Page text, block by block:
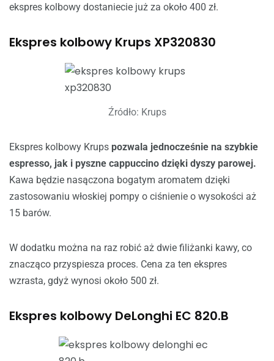
ekspres kolbowy dostaniecie już za około 400 zł.
Ekspres kolbowy Krups XP320830
Źródło: Krups
Ekspres kolbowy Krups pozwala jednocześnie na szybkie
espresso, jak i pyszne cappuccino dzięki dyszy parowej.
Kawa będzie nasączona bogatym aromatem dzięki
zastosowaniu włoskiej pompy o ciśnienie o wysokości aż
15 barów.
W dodatku można na raz robić aż dwie filiżanki kawy, co
znacząco przyspiesza proces. Cena za ten ekspres
wzrasta, gdyż wynosi około 500 zł.
Ekspres kolbowy DeLonghi EC 820.B